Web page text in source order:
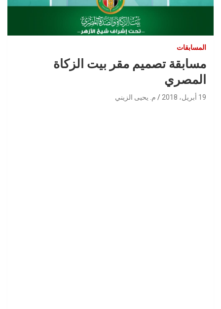
المسابقات
مسابقة تصميم مقر بيت الزكاة
المصري
19 أبريل، 2018 م. يحيى الزيني